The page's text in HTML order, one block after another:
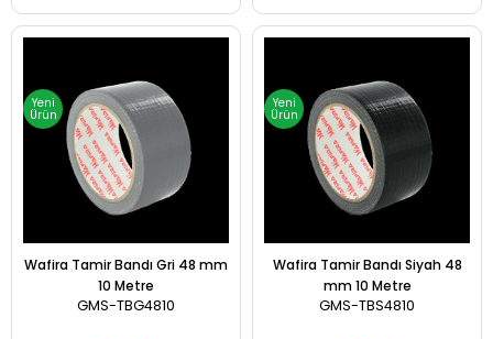
Sepete Ekle Sepete Ekle
Wafira Tamir Bandı Gri 48 mm
10 Metre
GMS-TBG4810
Yeni
Ürün
Wafira Tamir Bandı Siyah 48
mm 10 Metre
GMS-TBS4810
Yeni
Ürün